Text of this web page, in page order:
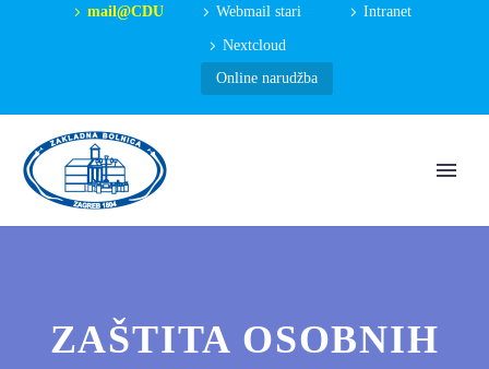
mail@CDU Webmail stari Intranet
Nextcloud
Online narudžba
ZAŠTITA OSOBNIH